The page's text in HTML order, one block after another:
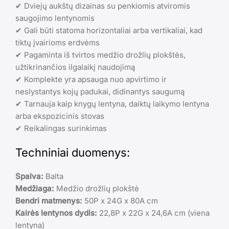
✔ Dviejų aukštų dizainas su penkiomis atviromis
saugojimo lentynomis
✔ Gali būti statoma horizontaliai arba vertikaliai, kad
tiktų įvairioms erdvėms
✔ Pagaminta iš tvirtos medžio drožlių plokštės,
užtikrinančios ilgalaikį naudojimą
✔ Komplekte yra apsauga nuo apvirtimo ir
neslystantys kojų padukai, didinantys saugumą
✔ Tarnauja kaip knygų lentyna, daiktų laikymo lentyna
arba ekspozicinis stovas
✔ Reikalingas surinkimas
Techniniai duomenys:
Spalva: Balta
Medžiaga: Medžio drožlių plokštė
Bendri matmenys: 50P x 24G x 80A cm
Kairės lentynos dydis: 22,8P x 22G x 24,6A cm (viena
lentyna)